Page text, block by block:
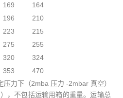
169
164
196
210
223
215
275
255
320
324
353
470
力下（2mba 压力 -2mbar 真空）
，不包括运输用箱的重量。运输总